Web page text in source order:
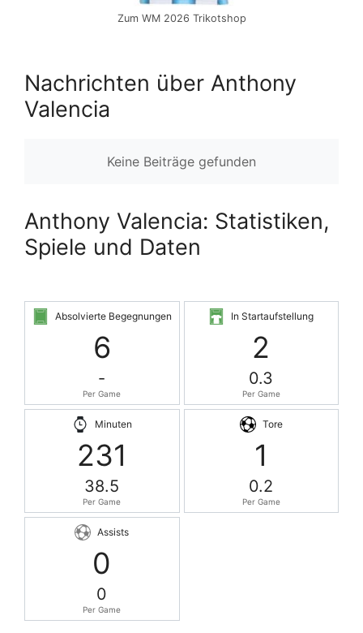
Zum WM 2026 Trikotshop
Nachrichten über Anthony
Valencia
Keine Beiträge gefunden
Anthony Valencia: Statistiken,
Spiele und Daten
Absolvierte Begegnungen
6
-
Per Game
In Startaufstellung
2
0.3
Per Game
Minuten
231
38.5
Per Game
Tore
1
0.2
Per Game
Assists
0
0
Per Game